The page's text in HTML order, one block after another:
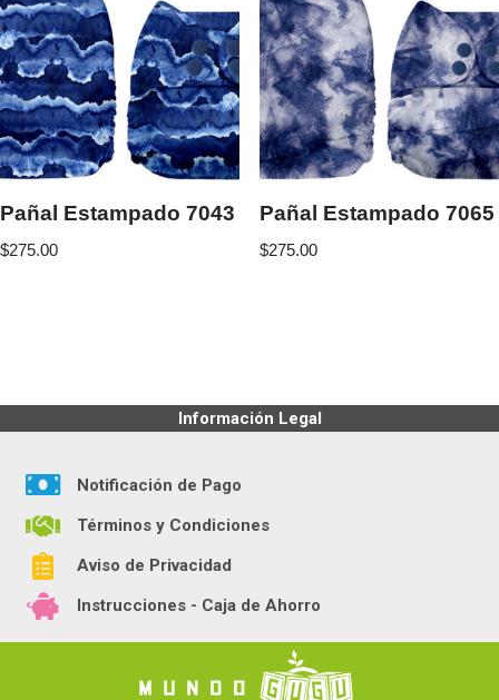
Pañal Estampado 7043
$275.00
Pañal Estampado 7065
$275.00
Información Legal
Notificación de Pago
Términos y Condiciones
Aviso de Privacidad
Instrucciones - Caja de Ahorro